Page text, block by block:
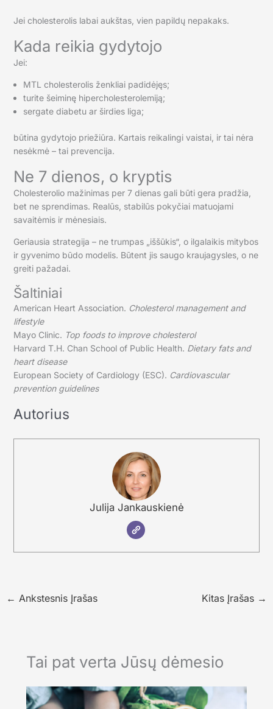
Jei cholesterolis labai aukštas, vien papildų nepakaks.
Kada reikia gydytojo
Jei:
MTL cholesterolis ženkliai padidėjęs;
turite šeiminę hipercholesterolemiją;
sergate diabetu ar širdies liga;
būtina gydytojo priežiūra. Kartais reikalingi vaistai, ir tai nėra
nesėkmė – tai prevencija.
Ne 7 dienos, o kryptis
Cholesterolio mažinimas per 7 dienas gali būti gera pradžia,
bet ne sprendimas. Realūs, stabilūs pokyčiai matuojami
savaitėmis ir mėnesiais.
Geriausia strategija – ne trumpas „iššūkis“, o ilgalaikis mitybos
ir gyvenimo būdo modelis. Būtent jis saugo kraujagysles, o ne
greiti pažadai.
Šaltiniai
American Heart Association. Cholesterol management and
lifestyle
Mayo Clinic. Top foods to improve cholesterol
Harvard T.H. Chan School of Public Health. Dietary fats and
heart disease
European Society of Cardiology (ESC). Cardiovascular
prevention guidelines
Autorius
Julija Jankauskienė
← Ankstesnis Įrašas Kitas Įrašas →
Tai pat verta Jūsų dėmesio